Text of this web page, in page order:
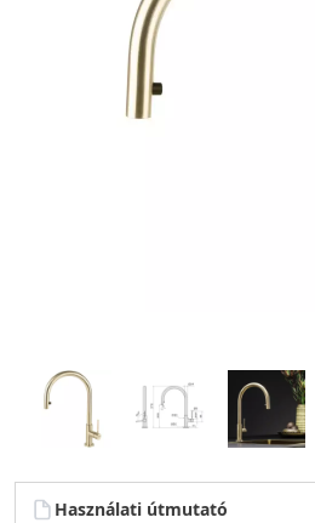
Használati útmutató